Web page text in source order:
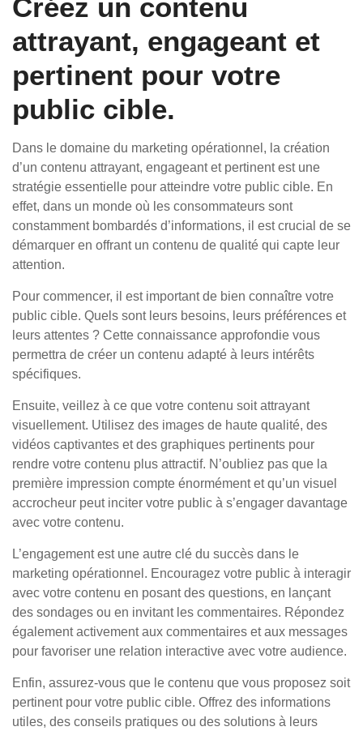
Créez un contenu
attrayant, engageant et
pertinent pour votre
public cible.
Dans le domaine du marketing opérationnel, la création
d’un contenu attrayant, engageant et pertinent est une
stratégie essentielle pour atteindre votre public cible. En
effet, dans un monde où les consommateurs sont
constamment bombardés d’informations, il est crucial de se
démarquer en offrant un contenu de qualité qui capte leur
attention.
Pour commencer, il est important de bien connaître votre
public cible. Quels sont leurs besoins, leurs préférences et
leurs attentes ? Cette connaissance approfondie vous
permettra de créer un contenu adapté à leurs intérêts
spécifiques.
Ensuite, veillez à ce que votre contenu soit attrayant
visuellement. Utilisez des images de haute qualité, des
vidéos captivantes et des graphiques pertinents pour
rendre votre contenu plus attractif. N’oubliez pas que la
première impression compte énormément et qu’un visuel
accrocheur peut inciter votre public à s’engager davantage
avec votre contenu.
L’engagement est une autre clé du succès dans le
marketing opérationnel. Encouragez votre public à interagir
avec votre contenu en posant des questions, en lançant
des sondages ou en invitant les commentaires. Répondez
également activement aux commentaires et aux messages
pour favoriser une relation interactive avec votre audience.
Enfin, assurez-vous que le contenu que vous proposez soit
pertinent pour votre public cible. Offrez des informations
utiles, des conseils pratiques ou des solutions à leurs